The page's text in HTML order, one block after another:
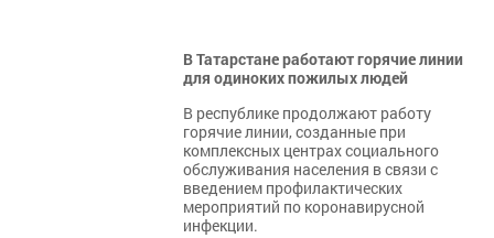
В Татарстане работают горячие линии
для одиноких пожилых людей
В республике продолжают работу
горячие линии, созданные при
комплексных центрах социального
обслуживания населения в связи с
введением профилактических
мероприятий по коронавирусной
инфекции.